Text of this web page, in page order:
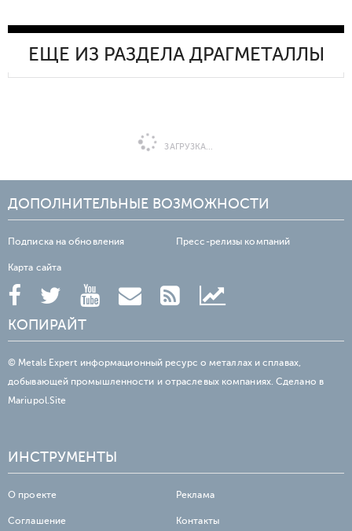
ЕЩЕ ИЗ РАЗДЕЛА ДРАГМЕТАЛЛЫ
ЗАГРУЗКА...
ДОПОЛНИТЕЛЬНЫЕ ВОЗМОЖНОСТИ
Подписка на обновления Пресс-релизы компаний
Карта сайта
КОПИРАЙТ
© Metals Expert информационный ресурс о металлах и сплавах,
добывающей промышленности и отраслевых компаниях. Сделано в
Mariupol.Site
ИНСТРУМЕНТЫ
О проекте Реклама
Соглашение Контакты